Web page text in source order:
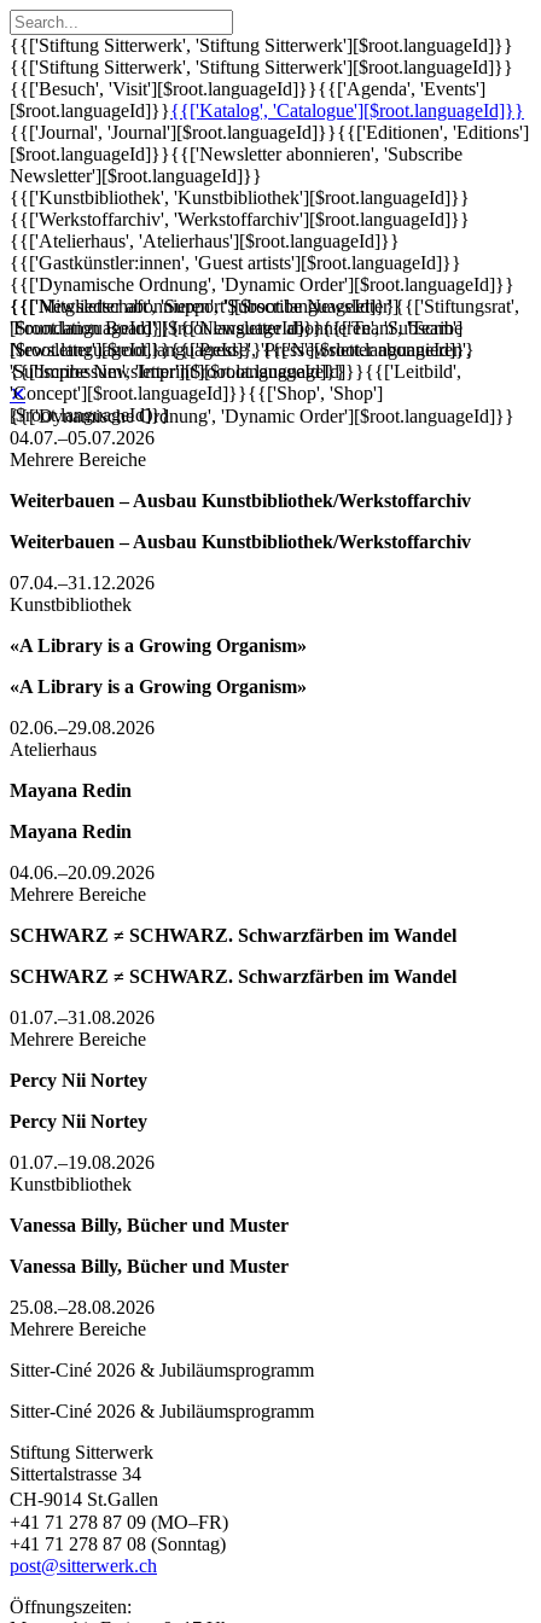
{{['Stiftung Sitterwerk', 'Stiftung Sitterwerk'][$root.languageId]}}
{{['Stiftung Sitterwerk', 'Stiftung Sitterwerk'][$root.languageId]}}
{{['Besuch', 'Visit'][$root.languageId]}}{{['Agenda', 'Events']
[$root.languageId]}}{{['Katalog', 'Catalogue'][$root.languageId]}}
{{['Journal', 'Journal'][$root.languageId]}}{{['Editionen', 'Editions']
[$root.languageId]}}{{['Newsletter abonnieren', 'Subscribe
Newsletter'][$root.languageId]}}
{{['Kunstbibliothek', 'Kunstbibliothek'][$root.languageId]}}
{{['Werkstoffarchiv', 'Werkstoffarchiv'][$root.languageId]}}
{{['Atelierhaus', 'Atelierhaus'][$root.languageId]}}
{{['Gastkünstler:innen', 'Guest artists'][$root.languageId]}}
{{['Dynamische Ordnung', 'Dynamic Order'][$root.languageId]}}
{{['Mitgliedschaft', 'Support'][$root.languageId]}}{{['Stiftungsrat',
'Foundation Board'][$root.languageId]}}{{['Team', 'Team']
[$root.languageId]}}{{['Presse', 'Press'][$root.languageId]}}
{{['Impressum', 'Imprint'][$root.languageId]}}{{['Leitbild',
'Concept'][$root.languageId]}}{{['Shop', 'Shop']
[$root.languageId]}}
{{['Newsletter abonnieren', 'Subscribe Newsletter']
[$root.languageId]}}{{['Newsletter abonnieren', 'Subscribe
Newsletter'][$root.languageId]}}{{['Newsletter abonnieren',
'Subscribe Newsletter'][$root.languageId]}}
✕
{{['Dynamische Ordnung', 'Dynamic Order'][$root.languageId]}}
04.07.–05.07.2026
Mehrere Bereiche
Weiterbauen – Ausbau Kunstbibliothek/Werkstoffarchiv
Weiterbauen – Ausbau Kunstbibliothek/Werkstoffarchiv
07.04.–31.12.2026
Kunstbibliothek
«A Library is a Growing Organism»
«A Library is a Growing Organism»
02.06.–29.08.2026
Atelierhaus
Mayana Redin
Mayana Redin
04.06.–20.09.2026
Mehrere Bereiche
SCHWARZ ≠ SCHWARZ. Schwarzfärben im Wandel
SCHWARZ ≠ SCHWARZ. Schwarzfärben im Wandel
01.07.–31.08.2026
Mehrere Bereiche
Percy Nii Nortey
Percy Nii Nortey
01.07.–19.08.2026
Kunstbibliothek
Vanessa Billy, Bücher und Muster
Vanessa Billy, Bücher und Muster
25.08.–28.08.2026
Mehrere Bereiche
Sitter-Ciné 2026 & Jubiläumsprogramm
Sitter-Ciné 2026 & Jubiläumsprogramm
Stiftung Sitterwerk
Sittertalstrasse 34
CH-9014 St.Gallen
+41 71 278 87 09 (MO–FR)
+41 71 278 87 08 (Sonntag)
post@sitterwerk.ch
Öffnungszeiten: